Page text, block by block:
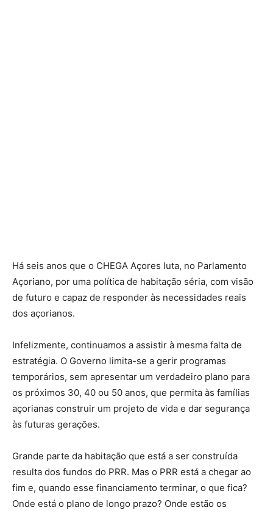
Há seis anos que o CHEGA Açores luta, no Parlamento
Açoriano, por uma política de habitação séria, com visão
de futuro e capaz de responder às necessidades reais
dos açorianos.
Infelizmente, continuamos a assistir à mesma falta de
estratégia. O Governo limita-se a gerir programas
temporários, sem apresentar um verdadeiro plano para
os próximos 30, 40 ou 50 anos, que permita às famílias
açorianas construir um projeto de vida e dar segurança
às futuras gerações.
Grande parte da habitação que está a ser construída
resulta dos fundos do PRR. Mas o PRR está a chegar ao
fim e, quando esse financiamento terminar, o que fica?
Onde está o plano de longo prazo? Onde estão os